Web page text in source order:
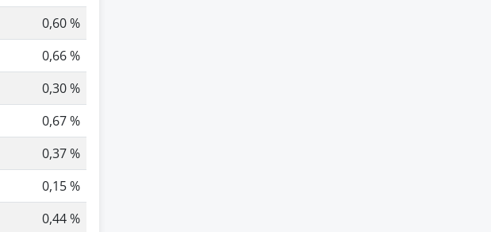
0,60 %
0,66 %
0,30 %
0,67 %
0,37 %
0,15 %
0,44 %